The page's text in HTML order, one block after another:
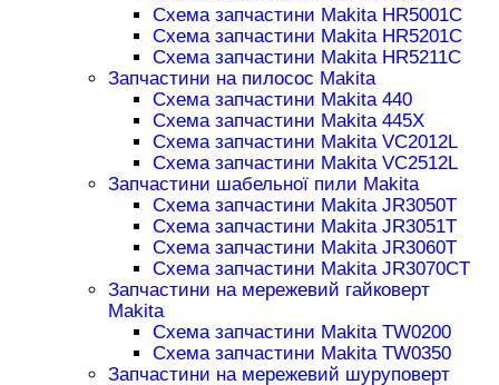
Схема запчастини Makita HR5001C
Схема запчастини Makita HR5201C
Схема запчастини Makita HR5211C
Запчастини на пилосос Makita
Схема запчастини Makita 440
Схема запчастини Makita 445X
Схема запчастини Makita VC2012L
Схема запчастини Makita VC2512L
Запчастини шабельної пили Makita
Схема запчастини Makita JR3050T
Схема запчастини Makita JR3051T
Схема запчастини Makita JR3060T
Схема запчастини Makita JR3070CT
Запчастини на мережевий гайковерт
Makita
Схема запчастини Makita TW0200
Схема запчастини Makita TW0350
Запчастини на мережевий шуруповерт